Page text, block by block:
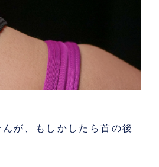
が、もしかしたら首の後